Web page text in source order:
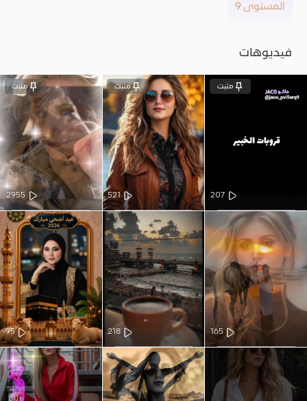
المستوى 9
فيديوهات
207
مثبت
521
مثبت
2955
مثبت
165
218
95